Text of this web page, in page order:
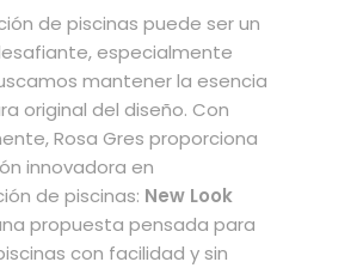
de piscinas puede ser un
especialmente
mantener la esencia
original del diseño. Con
Rosa Gres proporciona
innovadora en
de piscinas: New Look
propuesta pensada para
con facilidad y sin